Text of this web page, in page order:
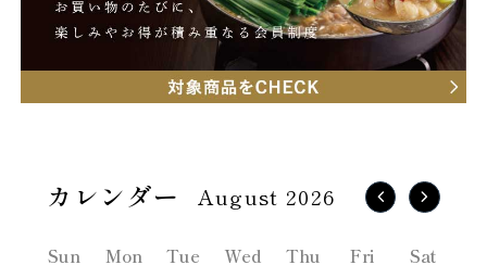
August 2026
Sun Mon Tue Wed Thu Fri Sat